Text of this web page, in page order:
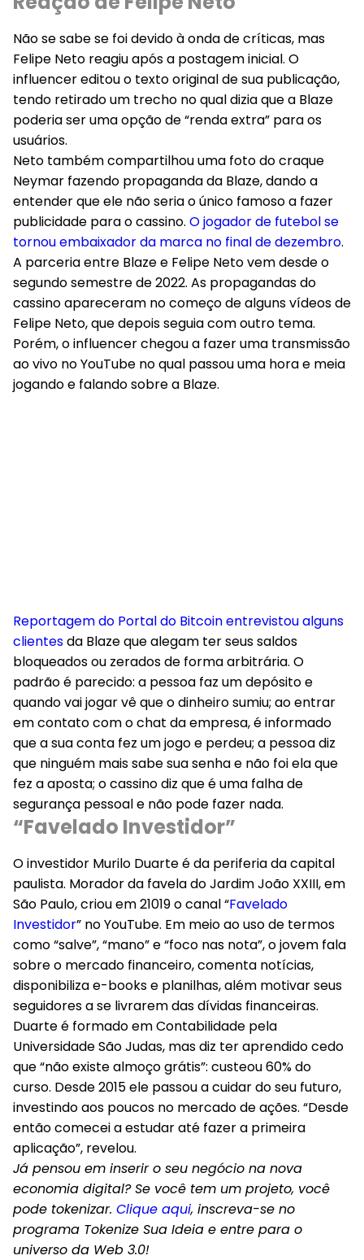
Não se sabe se foi devido à onda de críticas, mas
Felipe Neto reagiu após a postagem inicial. O
influencer editou o texto original de sua publicação,
tendo retirado um trecho no qual dizia que a Blaze
poderia ser uma opção de “renda extra” para os
usuários.
Neto também compartilhou uma foto do craque
Neymar fazendo propaganda da Blaze, dando a
entender que ele não seria o único famoso a fazer
publicidade para o cassino. O jogador de futebol se
tornou embaixador da marca no final de dezembro.
A parceria entre Blaze e Felipe Neto vem desde o
segundo semestre de 2022. As propagandas do
cassino apareceram no começo de alguns vídeos de
Felipe Neto, que depois seguia com outro tema.
Porém, o influencer chegou a fazer uma transmissão
ao vivo no YouTube no qual passou uma hora e meia
jogando e falando sobre a Blaze.
Reportagem do Portal do Bitcoin entrevistou alguns
clientesda Blaze que alegam ter seus saldos
bloqueados ou zerados de forma arbitrária. O
padrão é parecido: a pessoa faz um depósito e
quando vai jogar vê que o dinheiro sumiu; ao entrar
em contato com o chat da empresa, é informado
que a sua conta fez um jogo e perdeu; a pessoa diz
que ninguém mais sabe sua senha e não foi ela que
fez a aposta; o cassino diz que é uma falha de
segurança pessoal e não pode fazer nada.
“Favelado Investidor”
O investidor Murilo Duarte é da periferia da capital
paulista. Morador da favela do Jardim João XXIII, em
São Paulo, criou em 21019 o canal “Favelado
Investidor” no YouTube. Em meio ao uso de termos
como “salve”, “mano” e “foco nas nota”, o jovem fala
sobre o mercado financeiro, comenta notícias,
disponibiliza e-books e planilhas, além motivar seus
seguidores a se livrarem das dívidas financeiras.
Duarte é formado em Contabilidade pela
Universidade São Judas, mas diz ter aprendido cedo
que “não existe almoço grátis”: custeou 60% do
curso. Desde 2015 ele passou a cuidar do seu futuro,
investindo aos poucos no mercado de ações. “Desde
então comecei a estudar até fazer a primeira
aplicação”, revelou.
Já pensou em inserir o seu negócio na nova
economia digital? Se você tem um projeto, você
pode tokenizar. Clique aqui, inscreva-se no
programa Tokenize Sua Ideia e entre para o
universo da Web 3.0!